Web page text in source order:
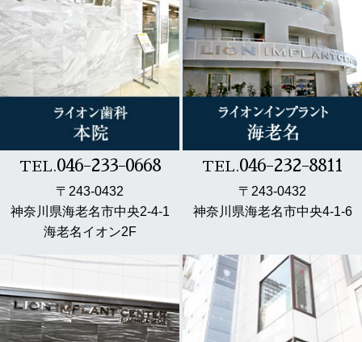
TEL.046-233-0668
〒243-0432
神奈川県海老名市中央2-4-1
海老名イオン2F
TEL.046-232-8811
〒243-0432
神奈川県海老名市中央4-1-6